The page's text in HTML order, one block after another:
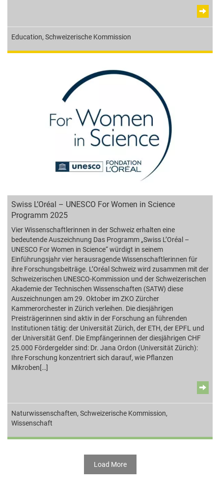
Education, Schweizerische Kommission
Swiss L’Oréal – UNESCO For Women in Science
Programm 2025
Vier Wissenschaftlerinnen in der Schweiz erhalten eine
bedeutende Auszeichnung Das Programm „Swiss L’Oréal –
UNESCO For Women in Science“ würdigt in seinem
Einführungsjahr vier herausragende Wissenschaftlerinnen für
ihre Forschungsbeiträge. L’Oréal Schweiz wird zusammen mit der
Schweizerischen UNESCO-Kommission und der Schweizerischen
Akademie der Technischen Wissenschaften (SATW) diese
Auszeichnungen am 29. Oktober im ZKO Zürcher
Kammerorchester in Zürich verleihen. Die diesjährigen
Preisträgerinnen sind aktiv in der Forschung an führenden
Institutionen tätig: der Universität Zürich, der ETH, der EPFL und
der Universität Genf. Die Empfängerinnen der diesjährigen CHF
25.000 Fördergelder sind: Dr. Jana Ordon (Universität Zürich):
Ihre Forschung konzentriert sich darauf, wie Pflanzen
Mikroben[…]
Naturwissenschaften, Schweizerische Kommission,
Wissenschaft
Load More